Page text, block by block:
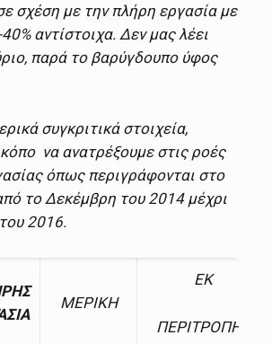
σχέση με την πλήρη εργασία με
αντίστοιχα. Δεν μας λέει
παρά το βαρύγδουπο ύφος
συγκριτικά στοιχεία,
να ανατρέξουμε στις ροές
όπως περιγράφονται στο
το Δεκέμβρη του 2014 μέχρι
2016.
ΜΕΡΙΚΗ
ΕΚ
ΠΕΡΙΤΡΟΠΗΣ